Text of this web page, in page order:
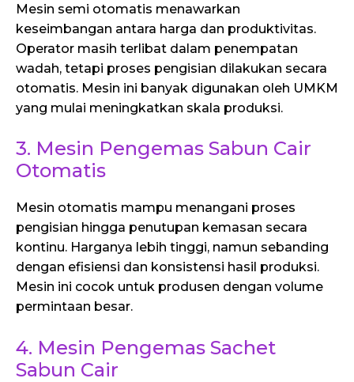
Mesin semi otomatis menawarkan
keseimbangan antara harga dan produktivitas.
Operator masih terlibat dalam penempatan
wadah, tetapi proses pengisian dilakukan secara
otomatis. Mesin ini banyak digunakan oleh UMKM
yang mulai meningkatkan skala produksi.
3. Mesin Pengemas Sabun Cair
Otomatis
Mesin otomatis mampu menangani proses
pengisian hingga penutupan kemasan secara
kontinu. Harganya lebih tinggi, namun sebanding
dengan efisiensi dan konsistensi hasil produksi.
Mesin ini cocok untuk produsen dengan volume
permintaan besar.
4. Mesin Pengemas Sachet
Sabun Cair